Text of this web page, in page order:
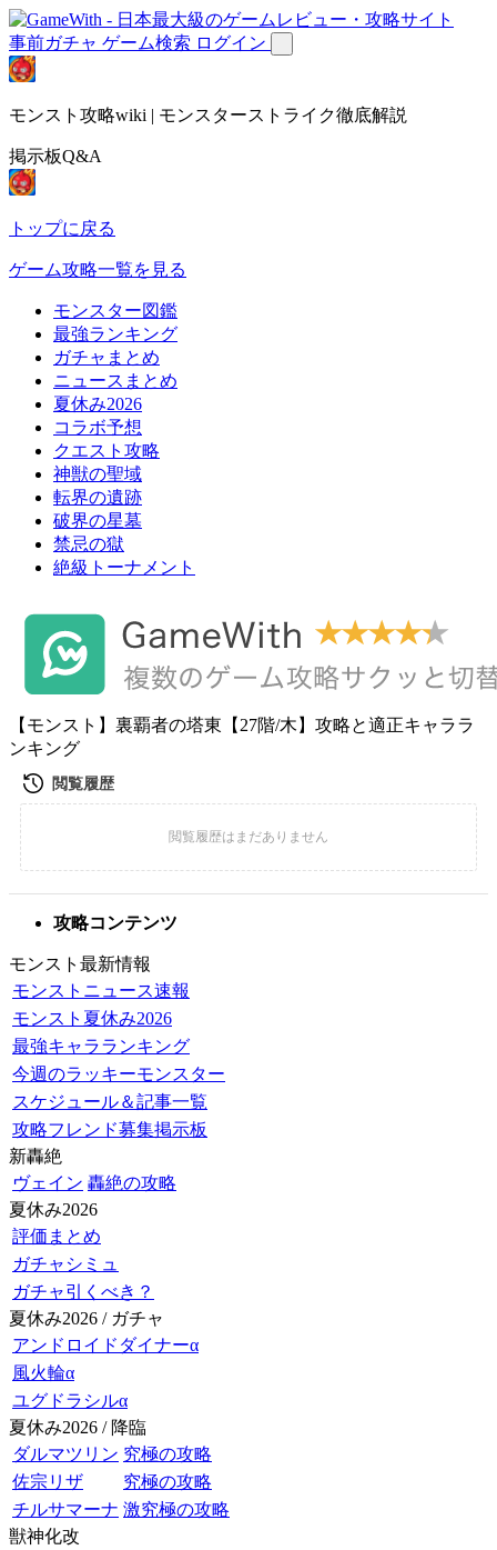
事前ガチャ ゲーム検索 ログイン
モンスト攻略wiki | モンスターストライク徹底解説
掲示板Q&A
トップに戻る
ゲーム攻略一覧を見る
モンスター図鑑
最強ランキング
ガチャまとめ
ニュースまとめ
夏休み2026
コラボ予想
クエスト攻略
神獣の聖域
転界の遺跡
破界の星墓
禁忌の獄
絶級トーナメント
【モンスト】裏覇者の塔東【27階/木】攻略と適正キャララ
ンキング
攻略コンテンツ
モンスト最新情報
モンストニュース速報
モンスト夏休み2026
最強キャラランキング
今週のラッキーモンスター
スケジュール＆記事一覧
攻略フレンド募集掲示板
新轟絶
ヴェイン 轟絶の攻略
夏休み2026
評価まとめ
ガチャシミュ
ガチャ引くべき？
夏休み2026 / ガチャ
アンドロイドダイナーα
風火輪α
ユグドラシルα
夏休み2026 / 降臨
ダルマツリン 究極の攻略
佐宗リザ
究極の攻略
チルサマーナ 激究極の攻略
獣神化改